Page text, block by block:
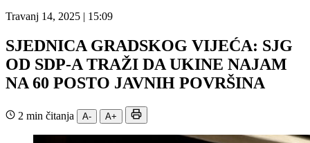
Travanj 14, 2025 | 15:09
SJEDNICA GRADSKOG VIJEĆA: SJG
OD SDP-A TRAŽI DA UKINE NAJAM
NA 60 POSTO JAVNIH POVRŠINA
2 min čitanja A- A+